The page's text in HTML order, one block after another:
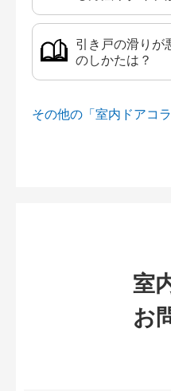
引き戸の滑りが
のしかたは？
その他の「室内ドアコ
室
お